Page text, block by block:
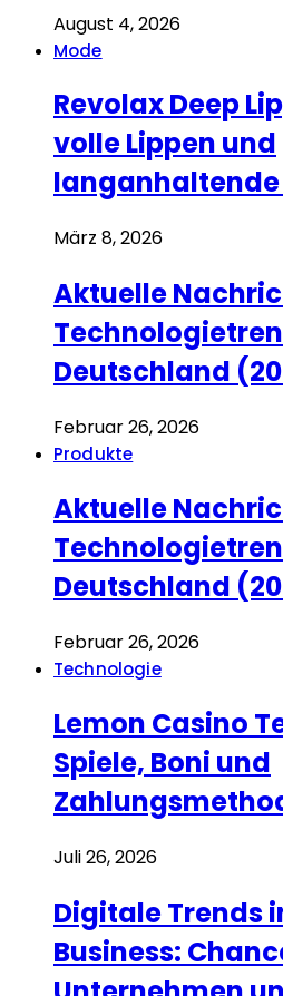
August 4, 2026
Mode
Revolax Deep
volle Lippen und
langanhaltende
März 8, 2026
Aktuelle
Deutschland
Februar 26, 2026
Produkte
Aktuelle
Deutschland
Februar 26, 2026
Technologie
Lemon Casino
Spiele, Boni und
Juli 26, 2026
Digitale Trends
Business: